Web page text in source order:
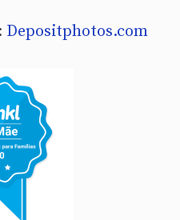
Depositphotos.com